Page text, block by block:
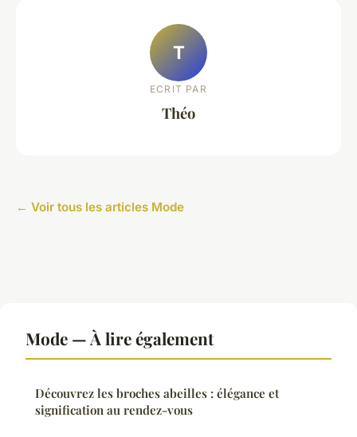
T
ECRIT PAR
Théo
← Voir tous les articles Mode
Mode — À lire également
Découvrez les broches abeilles : élégance et
signification au rendez-vous